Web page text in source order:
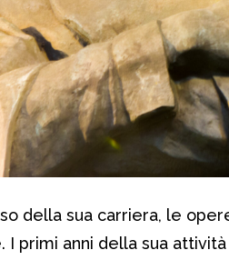
della sua carriera, le
I primi anni della sua